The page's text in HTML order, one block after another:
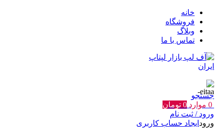
خانه
فروشگاه
وبلاگ
تماس با ما
جستجو
0 موارد 0 تومان
ورود / ثبت نام
ورود ایجاد حساب کاربری